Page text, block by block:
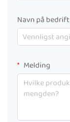
Navn på bedrift
Melding